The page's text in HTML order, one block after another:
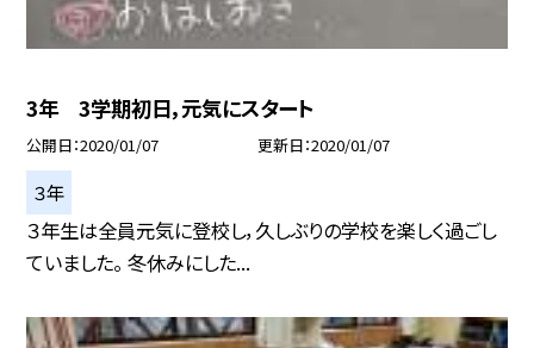
3年 3学期初日，元気にスタート
公開日 2020/01/07 更新日 2020/01/07
３年
３年生は全員元気に登校し，久しぶりの学校を楽しく過ごし
ていました。 冬休みにした...